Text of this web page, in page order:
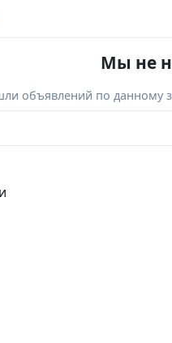
Мы не
объявлений по данному